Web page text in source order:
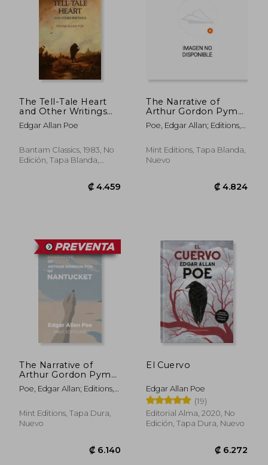
₡ 4.079 ₡
The Tell-Tale Heart
and Other Writings
(Bantam Classics) (en
Inglés)
Edgar Allan Poe
Bantam Classics, 1983, No
Edición, Tapa Blanda,
₡ 4.459
The Narrative of
Arthur Gordon Pym
of Nantucket (en
Inglés)
Poe, Edgar Allan; Editions,
Mint Editions, Tapa Blanda,
Nuevo
₡
The Narrative of
Arthur Gordon Pym
of Nantucket (en
Inglés)
Poe, Edgar Allan; Editions,
Mint Editions, Tapa Dura,
Nuevo
El Cuervo
Edgar Allan Poe
(19)
Editorial Alma, 2020, No
Edición, Tapa Dura, Nuevo